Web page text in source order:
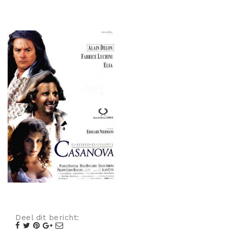
Misdaad
Musical
Oorlogsfilm
Romantische komedie
Thriller
Deel dit bericht: